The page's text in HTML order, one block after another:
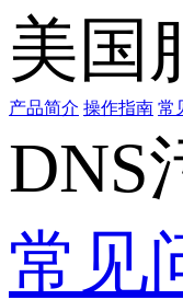
美国
产品简介 操作指南 常
DNS
常见